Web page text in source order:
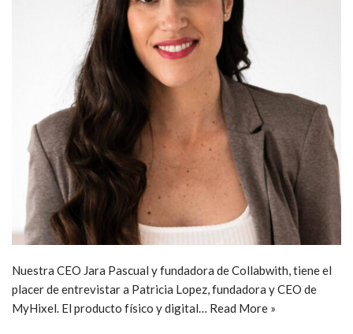
Nuestra CEO Jara Pascual y fundadora de Collabwith, tiene el
placer de entrevistar a Patricia Lopez, fundadora y CEO de
MyHixel. El producto físico y digital… Read More »